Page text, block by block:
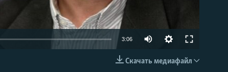
EMBED
3:06
Скачать медиафайл